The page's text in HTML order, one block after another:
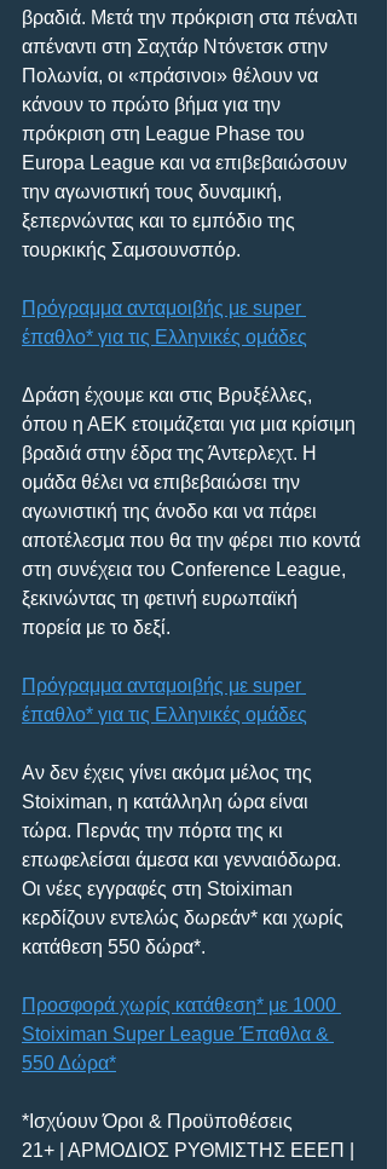
βραδιά. Μετά την πρόκριση στα πέναλτι
απέναντι στη Σαχτάρ Ντόνετσκ στην
Πολωνία, οι «πράσινοι» θέλουν να
κάνουν το πρώτο βήμα για την
πρόκριση στη League Phase του
Europa League και να επιβεβαιώσουν
την αγωνιστική τους δυναμική,
ξεπερνώντας και το εμπόδιο της
τουρκικής Σαμσουνσπόρ.
Πρόγραμμα ανταμοιβής με super
έπαθλο* για τις Ελληνικές ομάδες
Δράση έχουμε και στις Βρυξέλλες,
όπου η ΑΕΚ ετοιμάζεται για μια κρίσιμη
βραδιά στην έδρα της Άντερλεχτ. Η
ομάδα θέλει να επιβεβαιώσει την
αγωνιστική της άνοδο και να πάρει
αποτέλεσμα που θα την φέρει πιο κοντά
στη συνέχεια του Conference League,
ξεκινώντας τη φετινή ευρωπαϊκή
πορεία με το δεξί.
Πρόγραμμα ανταμοιβής με super
έπαθλο* για τις Ελληνικές ομάδες
Αν δεν έχεις γίνει ακόμα μέλος της
Stoiximan, η κατάλληλη ώρα είναι
τώρα. Περνάς την πόρτα της κι
επωφελείσαι άμεσα και γενναιόδωρα.
Οι νέες εγγραφές στη Stoiximan
κερδίζουν εντελώς δωρεάν* και χωρίς
κατάθεση 550 δώρα*.
Προσφορά χωρίς κατάθεση* με 1000
Stoiximan Super League Έπαθλα &
550 Δώρα*
*Ισχύουν Όροι & Προϋποθέσεις
21+ | ΑΡΜΟΔΙΟΣ ΡΥΘΜΙΣΤΗΣ ΕΕΕΠ |